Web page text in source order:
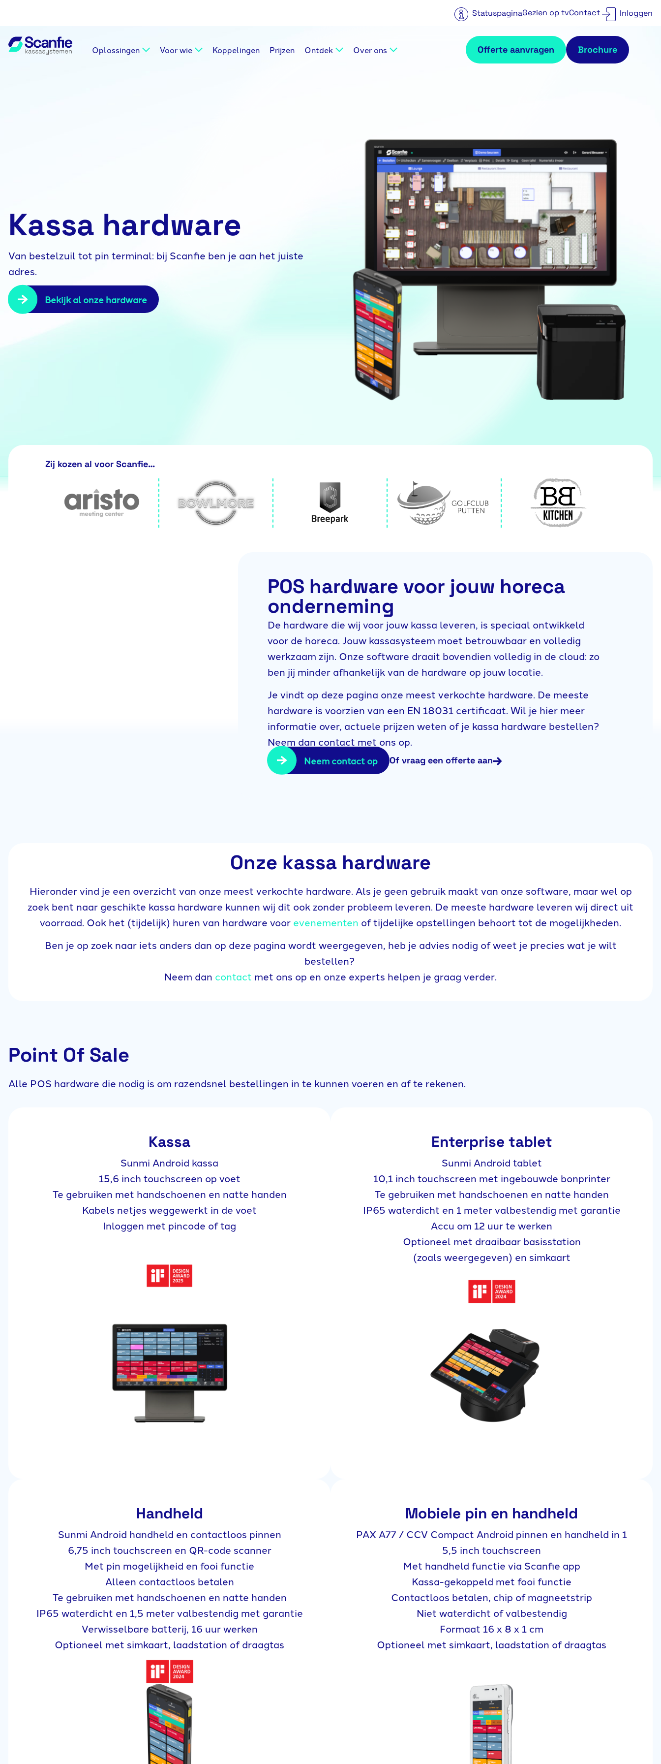
StatuspaginaGezien op tvContact Inloggen
Oplossingen Voor wie Koppelingen Prijzen Ontdek Over ons Offerte aanvragen Brochure
Kassa hardware
Van bestelzuil tot pin terminal: bij Scanfie ben je aan het juiste
adres.
Bekijk al onze hardware
Zij kozen al voor Scanfie…
POS hardware voor jouw horeca
onderneming
De hardware die wij voor jouw kassa leveren, is speciaal ontwikkeld
voor de horeca. Jouw kassasysteem moet betrouwbaar en volledig
werkzaam zijn. Onze software draait bovendien volledig in de cloud: zo
ben jij minder afhankelijk van de hardware op jouw locatie.
Je vindt op deze pagina onze meest verkochte hardware. De meeste
hardware is voorzien van een EN 18031 certificaat. Wil je hier meer
informatie over, actuele prijzen weten of je kassa hardware bestellen?
Neem dan contact met ons op.
Neem contact op Of vraag een offerte aan
Onze kassa hardware
Hieronder vind je een overzicht van onze meest verkochte hardware. Als je geen gebruik maakt van onze software, maar wel op
zoek bent naar geschikte kassa hardware kunnen wij dit ook zonder probleem leveren. De meeste hardware leveren wij direct uit
voorraad. Ook het (tijdelijk) huren van hardware voor evenementen of tijdelijke opstellingen behoort tot de mogelijkheden.
Ben je op zoek naar iets anders dan op deze pagina wordt weergegeven, heb je advies nodig of weet je precies wat je wilt
bestellen?
Neem dan contact met ons op en onze experts helpen je graag verder.
Point Of Sale
Alle POS hardware die nodig is om razendsnel bestellingen in te kunnen voeren en af te rekenen.
Kassa
Sunmi Android kassa
15,6 inch touchscreen op voet
Te gebruiken met handschoenen en natte handen
Kabels netjes weggewerkt in de voet
Inloggen met pincode of tag
Enterprise tablet
Sunmi Android tablet
10,1 inch touchscreen met ingebouwde bonprinter
Te gebruiken met handschoenen en natte handen
IP65 waterdicht en 1 meter valbestendig met garantie
Accu om 12 uur te werken
Optioneel met draaibaar basisstation
(zoals weergegeven) en simkaart
Handheld
Sunmi Android handheld en contactloos pinnen
6,75 inch touchscreen en QR-code scanner
Met pin mogelijkheid en fooi functie
Alleen contactloos betalen
Te gebruiken met handschoenen en natte handen
IP65 waterdicht en 1,5 meter valbestendig met garantie
Verwisselbare batterij, 16 uur werken
Optioneel met simkaart, laadstation of draagtas
Mobiele pin en handheld
PAX A77 / CCV Compact Android pinnen en handheld in 1
5,5 inch touchscreen
Met handheld functie via Scanfie app
Kassa-gekoppeld met fooi functie
Contactloos betalen, chip of magneetstrip
Niet waterdicht of valbestendig
Formaat 16 x 8 x 1 cm
Optioneel met simkaart, laadstation of draagtas